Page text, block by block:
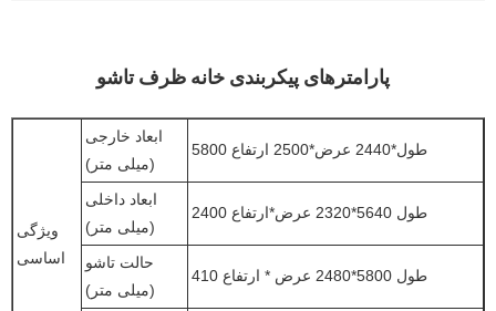
پارامترهای پیکربندی خانه ظرف تاشو
ویژگی
اساسی
ابعاد خارجی
(میلی متر)
5800 طول*2440 عرض*2500 ارتفاع
ابعاد داخلی
(میلی متر)
طول 5640*2320 عرض*ارتفاع 2400
حالت تاشو
(میلی متر)
طول 5800*2480 عرض * ارتفاع 410